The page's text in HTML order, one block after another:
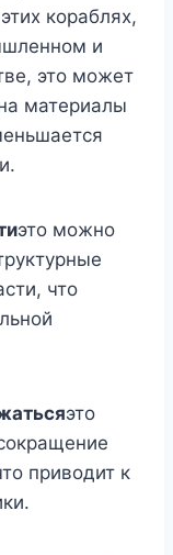
кораблях,
и
это может
материалы
это можно
что
это
приводит к